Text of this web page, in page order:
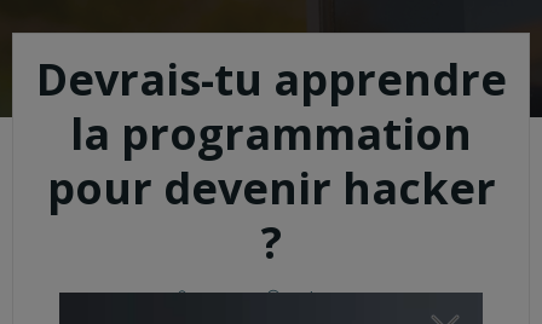
Devrais-tu apprendre
la programmation
pour devenir hacker
?
anass - 18 h 03 min